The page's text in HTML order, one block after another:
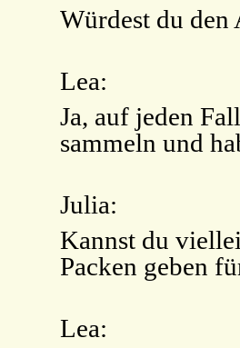
Würdest du den
Lea:
Ja, auf jeden
sammeln und
Julia:
Kannst du
Packen geben
Lea: